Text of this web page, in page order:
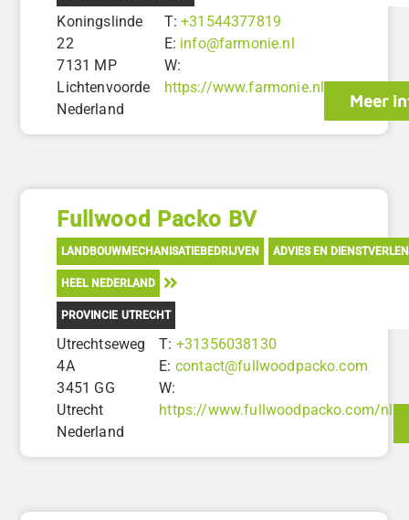
Koningslinde
22
7131 MP
Lichtenvoorde
Nederland
T:+31544377819
E: info@farmonie.nl
W:
https://www.farmonie.nl
Meer
Fullwood Packo BV
LANDBOUWMECHANISATIEBEDRIJVEN ADVIES EN
HEEL NEDERLAND
PROVINCIE UTRECHT
Utrechtseweg
4A
3451 GG
Utrecht
Nederland
T: +31356038130
E: contact@fullwoodpacko.com
W:
https://www.fullwoodpacko.com/nl